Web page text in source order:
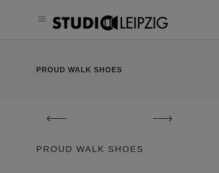
PROUD WALK SHOES
PROUD WALK SHOES